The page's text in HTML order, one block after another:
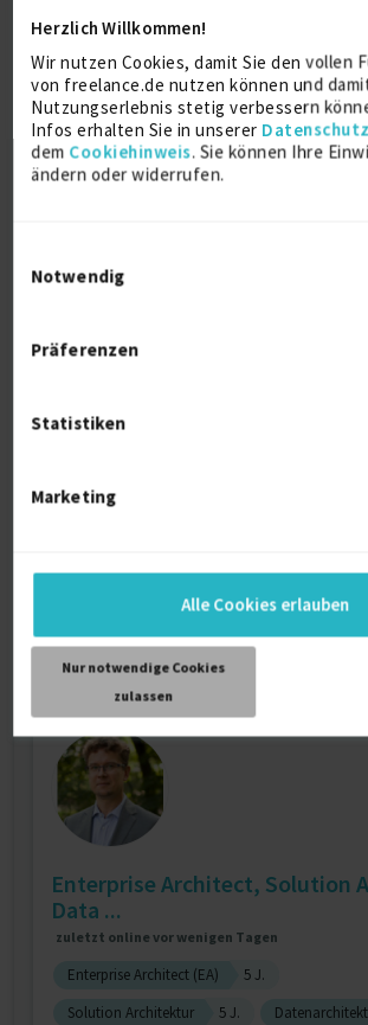
Herzlich Willkommen!
Wir nutzen Cookies, damit Sie den vollen
von freelance.de nutzen können und
Nutzungserlebnis stetig verbessern
Infos erhalten Sie in unserer
dem Cookiehinweis. Sie können Ihre
ändern oder widerrufen.
Notwendig
Präferenzen
Statistiken
Marketing
Alle Cookies erlauben
Nur notwendige Cookies
zulassen
Sap Mm
2 J.
Verfügbarkeit einsehen
0
Referenzen
auf Anfrage
D-85757 Karlsfeld
zuletzt online vor 7 Tagen
SAP R/3
Verfügbarkeit einsehen
Enterprise Architect, Solution
Data ...
zuletzt online vor wenigen Tagen
Enterprise Architect (EA)
5 J.
Solution Architektur
5 J. Datenarchitekt